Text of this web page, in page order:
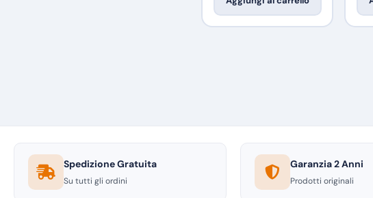
Spedizione Gratuita
Su tutti gli ordini
Garanzia 2 Anni
Prodotti originali